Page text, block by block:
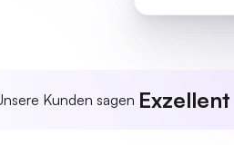
Kunden sagen Exzellent